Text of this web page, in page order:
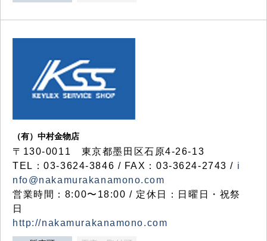
（有）中村金物店
〒130-0011 東京都墨田区石原4-26-13
TEL：03-3624-3846 / FAX：03-3624-2743 / i
nfo@nakamurakanamono.com
営業時間：8:00〜18:00 / 定休日：日曜日・祝祭
日
http://nakamurakanamono.com